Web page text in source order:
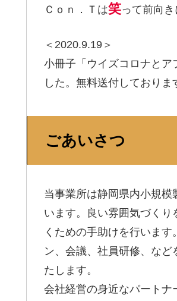
Ｃｏｎ．Ｔは笑って前向
＜2020.9.19＞
小冊子「ウイズコロナとア
した。無料送付しており
ごあいさつ
当事業所は静岡県内小規
います。良い雰囲気づく
くための手助けを行いま
ン、会議、社員研修、な
たします。
会社経営の身近なパート